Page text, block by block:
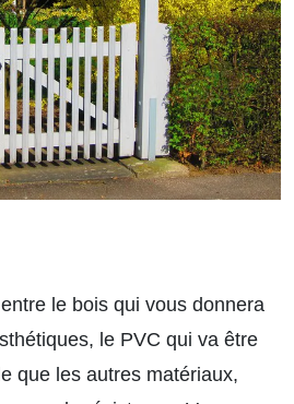
le bois qui vous donnera
le PVC qui va être
que les autres matériaux,